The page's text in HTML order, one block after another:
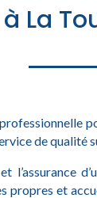
La
de qualité
l’assurance
propres et